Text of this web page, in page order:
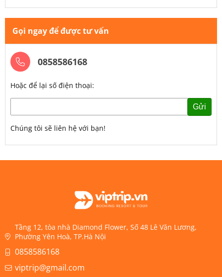
Gọi ngay để được tư vấn
0858586168
Hoặc để lại số điện thoại:
Gửi
Chúng tôi sẽ liên hệ với bạn!
Tầng 12, tòa nhà Diamond Flower, Số 48 Lê Văn Lương,
Phường Yên Hoà, TP.Hà Nội
0858586168
viptrip@gmail.com